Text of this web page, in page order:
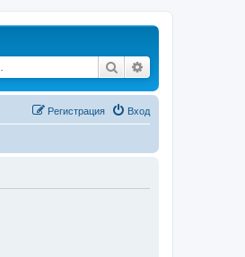
Поиск
Вход
Регистрация